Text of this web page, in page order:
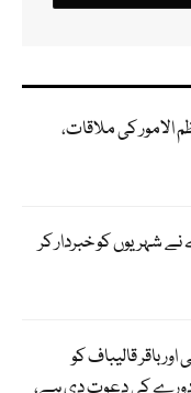
الامور کی ملاقات،
نے شہریوں کو خبردار کر
قالیباف کو